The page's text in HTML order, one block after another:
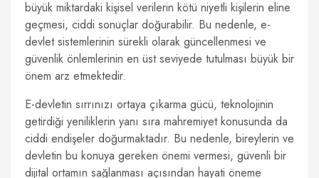
büyük miktardaki kişisel verilerin kötü niyetli kişilerin eline
geçmesi, ciddi sonuçlar doğurabilir. Bu nedenle, e-
devlet sistemlerinin sürekli olarak güncellenmesi ve
güvenlik önlemlerinin en üst seviyede tutulması büyük bir
önem arz etmektedir.
E-devletin sırrınızı ortaya çıkarma gücü, teknolojinin
getirdiği yeniliklerin yanı sıra mahremiyet konusunda da
ciddi endişeler doğurmaktadır. Bu nedenle, bireylerin ve
devletin bu konuya gereken önemi vermesi, güvenli bir
dijital ortamın sağlanması açısından hayati öneme